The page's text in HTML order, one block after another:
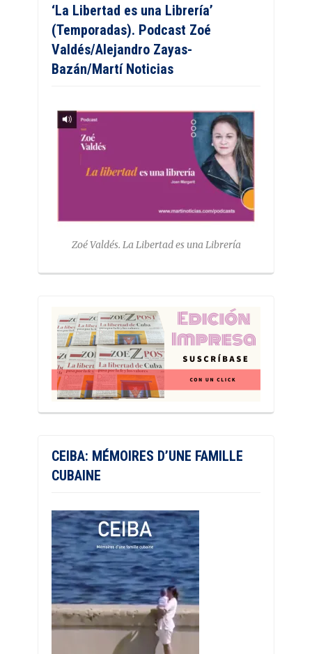
‘La Libertad es una Librería’
(Temporadas). Podcast Zoé
Valdés/Alejandro Zayas-
Bazán/Martí Noticias
Zoé Valdés. La Libertad es una Librería
CEIBA: MÉMOIRES D’UNE FAMILLE
CUBAINE